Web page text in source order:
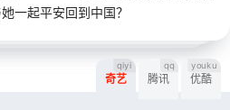
一起平安回到中国？
奇艺
qiyi
腾讯
qq
优酷
youku